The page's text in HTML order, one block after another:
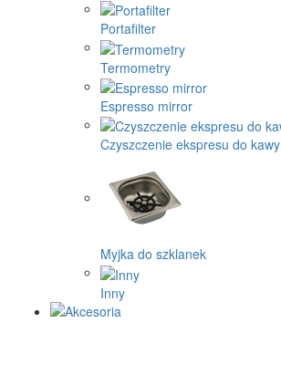
Portafilter
Termometry
Espresso mirror
Czyszczenie ekspresu do kawy
Myjka do szklanek
Inny